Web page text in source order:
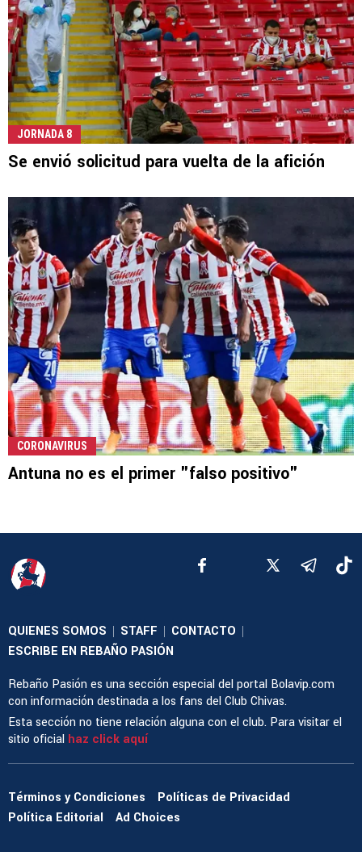
JORNADA 8
Se envió solicitud para vuelta de la afición
CORONAVIRUS
Antuna no es el primer "falso positivo"
QUIENES SOMOS | STAFF | CONTACTO |
ESCRIBE EN REBAÑO PASIÓN
Rebaño Pasión es una sección especial del portal Bolavip.com
con información destinada a los fans del Club Chivas.
Esta sección no tiene relación alguna con el club. Para visitar el
sitio oficial haz click aquí
Términos y Condiciones
Políticas de Privacidad
Política Editorial
Ad Choices